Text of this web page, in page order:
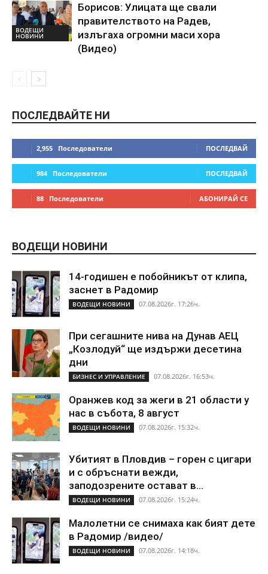
ВОДЕЩИ
НОВИНИ
Борисов: Улицата ще свали
правителството на Радев,
излъгаха огромни маси хора
(Видео)
ПОСЛЕДВАЙТЕ НИ
2,955 Последователи ПОСЛЕДВАЙ
984 Последователи ПОСЛЕДВАЙ
88 Последователи АБОНИРАЙ СЕ
ВОДЕЩИ НОВИНИ
14-годишен е побойникът от клипа,
заснет в Радомир
ВОДЕЩИ НОВИНИ 07.08.2026г. 17:26ч.
При сегашните нива на Дунав АЕЦ
„Козлодуй“ ще издържи десетина
дни
БИЗНЕС И УПРАВЛЕНИЕ 07.08.2026г. 16:53ч.
Оранжев код за жеги в 21 области у
нас в събота, 8 август
ВОДЕЩИ НОВИНИ 07.08.2026г. 15:32ч.
Убитият в Пловдив – горен с цигари
и с обръснати вежди,
заподозрените остават в...
ВОДЕЩИ НОВИНИ 07.08.2026г. 15:24ч.
Малолетни се снимаха как бият дете
в Радомир /видео/
ВОДЕЩИ НОВИНИ 07.08.2026г. 14:18ч.